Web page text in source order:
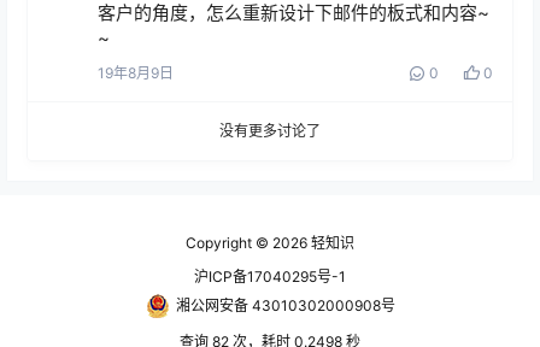
客户的角度，怎么重新设计下邮件的板式和内容~
~
19年8月9日 0 0
没有更多讨论了
Copyright © 2026 轻知识
沪ICP备17040295号-1
湘公网安备 43010302000908号
查询 82 次，耗时 0.2498 秒